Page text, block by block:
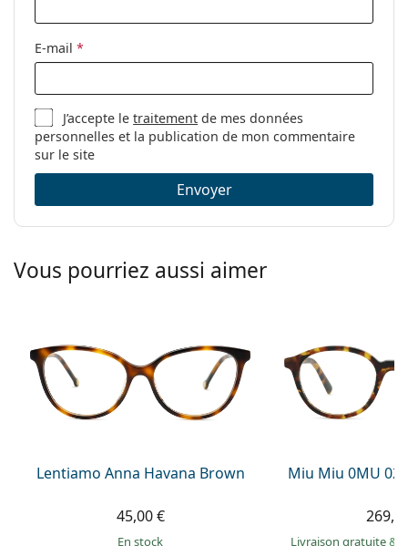
nettoyage:
Sexe:
Pour femmes
Catégorie:
Lunettes de vue
Marque:
Burberry
Code:
0BE1388D 1109 51
E-mail *
J’accepte letraitement de mes données
personnelles et la publication de mon commentaire
sur le site
Envoyer
Vous pourriez aussi aimer
Lentiamo Anna Havana Brown
45,00 €
en stock
Miu Miu 0MU
Livraison gratuite&